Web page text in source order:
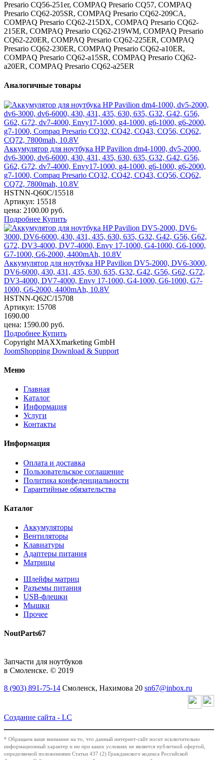
Presario CQ56-251er, COMPAQ Presario CQ57, COMPAQ
Presario CQ62-205SR, COMPAQ Presario CQ62-209CA,
COMPAQ Presario CQ62-215DX, COMPAQ Presario CQ62-
215ER, COMPAQ Presario CQ62-219WM, COMPAQ Presario
CQ62-220ER, COMPAQ Presario CQ62-225ER, COMPAQ
Presario CQ62-230ER, COMPAQ Presario CQ62-a10ER,
COMPAQ Presario CQ62-a15SR, COMPAQ Presario CQ62-
a20ER, COMPAQ Presario CQ62-a25ER
Аналогичные товары
Аккумулятор для ноутбука HP Pavilion dm4-1000, dv5-2000,
dv6-3000, dv6-6000, 430, 431, 435, 630, 635, G32, G42, G56,
G62, G72, dv7-4000, Envy17-1000, g4-1000, g6-1000, g6-2000,
g7-1000, Compaq Presario CQ32, CQ42, CQ43, CQ56, CQ62,
CQ72, 7800mah, 10.8V
HSTNN-Q60C/15518
Артикул: 15518
цена: 2100.00 руб.
Подробнее Купить
Аккумулятор для ноутбука HP Pavilion DV5-2000, DV6-3000,
DV6-6000, 430, 431, 435, 630, 635, G32, G42, G56, G62, G72,
DV3-4000, DV7-4000, Envy 17-1000, G4-1000, G6-1000, G7-
1000, G6-2000, 4400mAh, 10.8V
HSTNN-Q62C/15708
Артикул: 15708
1690.00
цена: 1590.00 руб.
Подробнее Купить
Copyright MAXXmarketing GmbH
JoomShopping Download & Support
Меню
Главная
Каталог
Информация
Услуги
Контакты
Информация
Оплата и доставка
Пользовательское соглашение
Политика конфеденциальности
Гарантийные обязательства
Каталог
Аккумуляторы
Вентиляторы
Клавиатуры
Адаптеры питания
Матрицы
Шлейфы матриц
Разъемы питания
USB-флешки
Мышки
Прочее
NoutParts67
Запчасти для ноутбуков
в Смоленске. © 2019
8 (903) 891-75-14 Смоленск, Нахимова 20 sn67@inbox.ru
Создание сайта - LC
* Обращаем ваше внимание на то, что данный интернет-сайт носит исключительно
информационный характер и ни при каких условиях не является публичной офертой,
определяемой положениями Статьи 437 (2) Гражданского кодекса Российской